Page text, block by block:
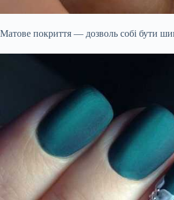
Матове покриття — дозволь собі бути